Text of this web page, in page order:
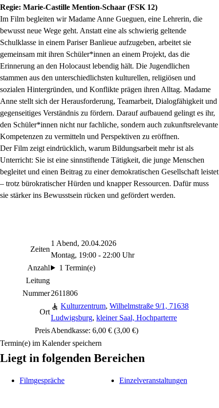
Regie: Marie-Castille Mention-Schaar (FSK 12)
Im Film begleiten wir Madame Anne Gueguen, eine Lehrerin, die
bewusst neue Wege geht. Anstatt eine als schwierig geltende
Schulklasse in einem Pariser Banlieue aufzugeben, arbeitet sie
gemeinsam mit ihren Schüler*innen an einem Projekt, das die
Erinnerung an den Holocaust lebendig hält. Die Jugendlichen
stammen aus den unterschiedlichsten kulturellen, religiösen und
sozialen Hintergründen, und Konflikte prägen ihren Alltag. Madame
Anne stellt sich der Herausforderung, Teamarbeit, Dialogfähigkeit und
gegenseitiges Verständnis zu fördern. Darauf aufbauend gelingt es ihr,
den Schüler*innen nicht nur fachliche, sondern auch zukunftsrelevante
Kompetenzen zu vermitteln und Perspektiven zu eröffnen.
Der Film zeigt eindrücklich, warum Bildungsarbeit mehr ist als
Unterricht: Sie ist eine sinnstiftende Tätigkeit, die junge Menschen
begleitet und einen Beitrag zu einer demokratischen Gesellschaft leistet
– trotz bürokratischer Hürden und knapper Ressourcen. Dafür muss
sie stärker ins Bewusstsein rücken und gefördert werden.
Zeiten
1 Abend, 20.04.2026
Montag, 19:00 - 22:00 Uhr
Anzahl
1 Termin(e)
Leitung
Nummer2611806
Ort
Kulturzentrum, Wilhelmstraße 9/1, 71638
Ludwigsburg, kleiner Saal, Hochparterre
PreisAbendkasse: 6,00 € (3,00 €)
Termin(e) im Kalender speichern
Liegt in folgenden Bereichen
Filmgespräche Einzelveranstaltungen